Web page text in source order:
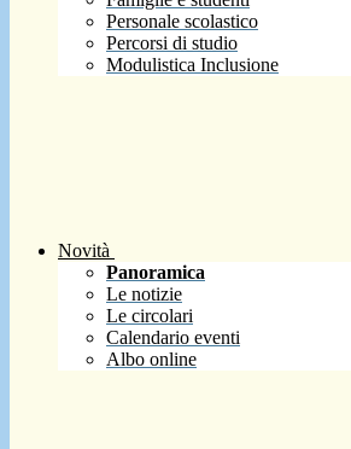
Personale scolastico
Percorsi di studio
Modulistica Inclusione
Novità
Panoramica
Le notizie
Le circolari
Calendario eventi
Albo online